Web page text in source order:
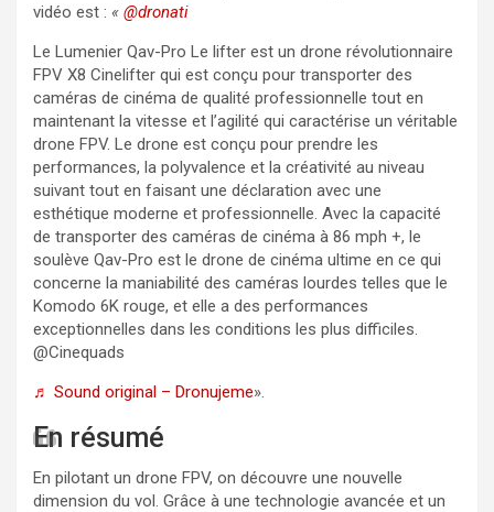
vidéo est : « @dronati
Le Lumenier Qav-Pro Le lifter est un drone révolutionnaire
FPV X8 Cinelifter qui est conçu pour transporter des
caméras de cinéma de qualité professionnelle tout en
maintenant la vitesse et l’agilité qui caractérise un véritable
drone FPV. Le drone est conçu pour prendre les
performances, la polyvalence et la créativité au niveau
suivant tout en faisant une déclaration avec une
esthétique moderne et professionnelle. Avec la capacité
de transporter des caméras de cinéma à 86 mph +, le
soulève Qav-Pro est le drone de cinéma ultime en ce qui
concerne la maniabilité des caméras lourdes telles que le
Komodo 6K rouge, et elle a des performances
exceptionnelles dans les conditions les plus difficiles.
@Cinequads
♬ Sound original – Dronujeme».
En résumé
En pilotant un drone FPV, on découvre une nouvelle
dimension du vol. Grâce à une technologie avancée et un